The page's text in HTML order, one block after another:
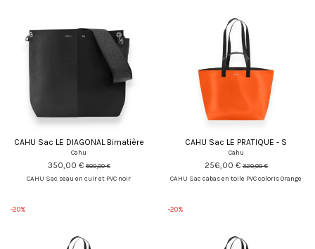
CAHU Sac LE DIAGONAL Bimatière
Cahu
350,00 €500,00 €
CAHU Sac seau en cuir et PVC noir
CAHU Sac LE PRATIQUE - S
Cahu
256,00 €320,00 €
CAHU Sac cabas en toile PVC coloris Orange
-20% -20%